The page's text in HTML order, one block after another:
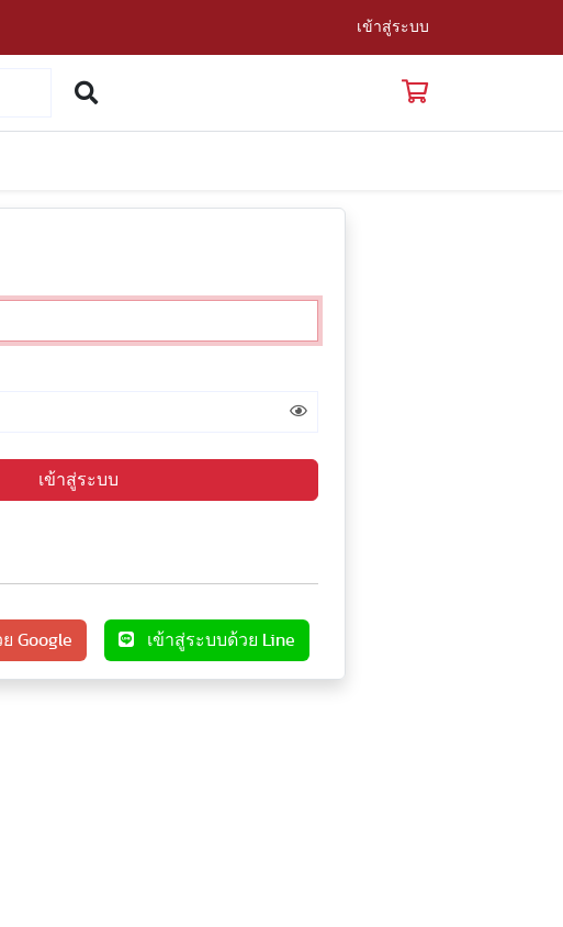
เข้าสู่ระบบ
เข้าสู่ระบบ
Google เข้าสู่ระบบด้วย Line